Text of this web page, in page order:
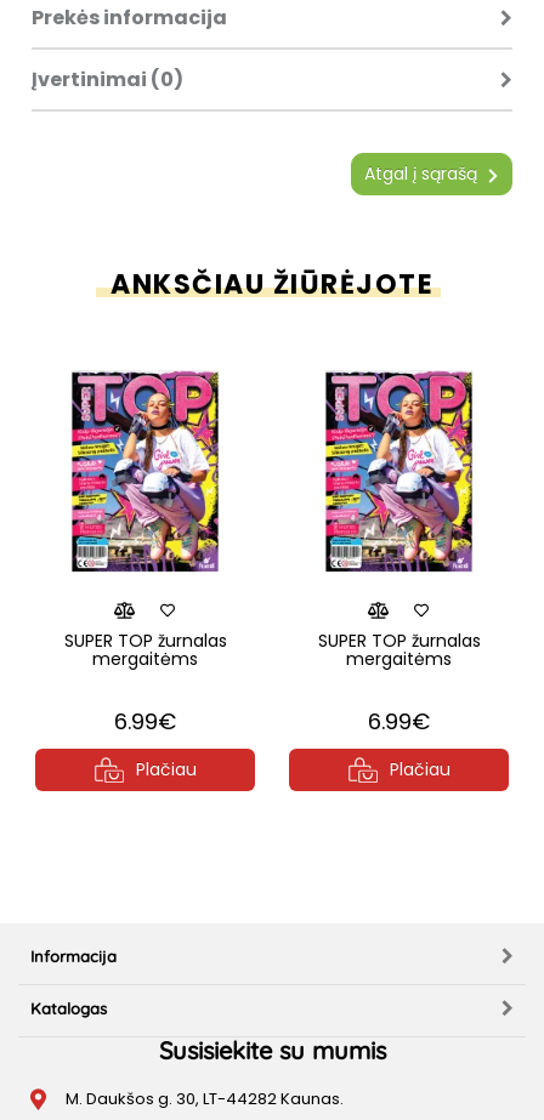
Prekės informacija
Įvertinimai (0)
Atgal į sąrašą
ANKSČIAU ŽIŪRĖJOTE
SUPER TOP žurnalas
mergaitėms
6.99€
Plačiau
SUPER TOP žurnalas
mergaitėms
6.99€
Plačiau
Informacija
Katalogas
Susisiekite su mumis
M. Daukšos g. 30, LT-44282 Kaunas.